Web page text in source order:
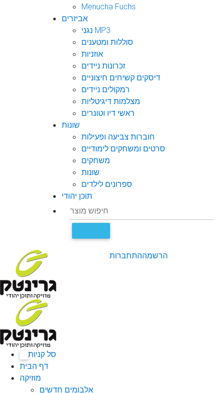
Menucha Fuchs
אביזרים
נגני MP3
סוללות ומטענים
אוזניות
זכרונות ניידים
דיסקים קשיחים חיצוניים
רמקולים ניידים
מצלמות דיגיטליות
ראשי דיו וטונרים
שונות
חוברות צביעה ופעילות
סרטים ומשחקים לימודיים
משחקים
שונות
ספרונים לילדים
תוכן יהודי
התחברותהרשמה
סל קניות
דף הבית
מוזיקה
אלבומים חדשים